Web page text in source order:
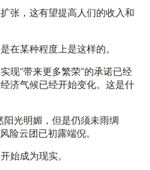
张，这有望提高人们的收入和
在某种程度上是这样的。
现“带来更多繁荣”的承诺已经
济气候已经开始变化。这是什
光明媚，但是仍须未雨绸
险云团已初露端倪。
始成为现实。